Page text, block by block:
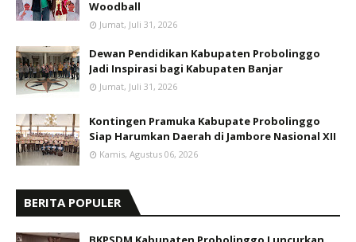
Woodball
Jumat, Juli 31, 2026
Dewan Pendidikan Kabupaten Probolinggo
Jadi Inspirasi bagi Kabupaten Banjar
Jumat, Juli 31, 2026
Kontingen Pramuka Kabupate Probolinggo
Siap Harumkan Daerah di Jambore Nasional XII
Kamis, Agustus 06, 2026
BERITA POPULER